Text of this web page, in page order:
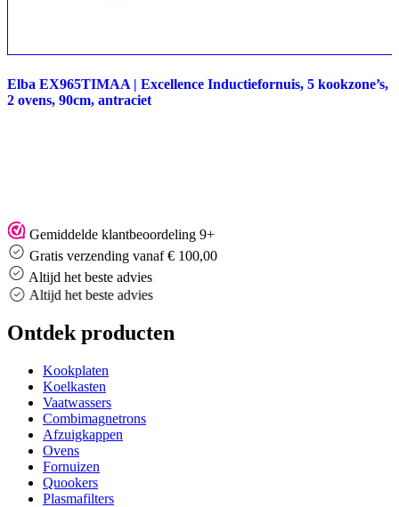
Elba EX965TIMAA | Excellence Inductiefornuis, 5 kookzone’s,
2 ovens, 90cm, antraciet
Gemiddelde klantbeoordeling 9+
Gratis verzending vanaf € 100,00
Altijd het beste advies
Altijd het beste advies
Ontdek producten
Kookplaten
Koelkasten
Vaatwassers
Combimagnetrons
Afzuigkappen
Ovens
Fornuizen
Quookers
Plasmafilters